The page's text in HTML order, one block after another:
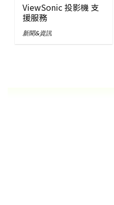
ViewSonic 投影機 支
援服務
新聞&資訊